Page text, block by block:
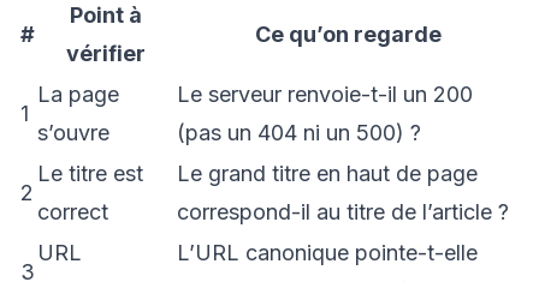
#
Point à
vérifier
Ce qu’on regarde
1
La page
s’ouvre
Le serveur renvoie-t-il un 200
(pas un 404 ni un 500) ?
2
Le titre est
correct
Le grand titre en haut de page
correspond-il au titre de l’article ?
3
URL
L’URL canonique pointe-t-elle